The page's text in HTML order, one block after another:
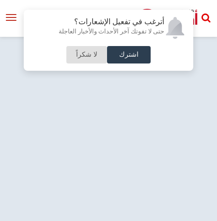
أترغب في تفعيل الإشعارات؟
حتى لا تفوتك آخر الأحداث والأخبار العاجلة
اشترك لا شكراً